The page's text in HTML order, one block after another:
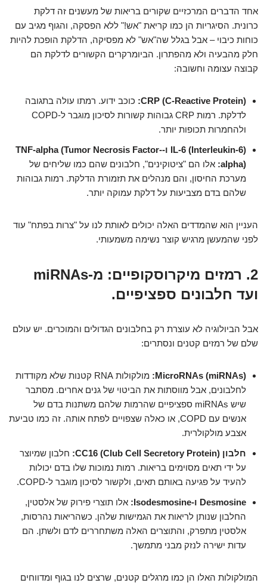
אחד הדברים המרכזיים שקורים בריאות של מעשנים זה דלקת
כרונית. הסיגריות הן כמו קריאת "אש!" ללא הפסקה, והגוף מגיב עם
כוחות כיבוי – אבל בגלל שה"אש" לא מפסיקה, הדלקת הופכת להיות
חלק מהבעיה ולא מהפתרון. הביומרקרים הקשורים לדלקת הם
קבוצה עצומה וחשובה:
CRP (C-Reactive Protein): כוכב ידוע. רמתו עולה בתגובה
לדלקת. רמות CRP גבוהות קשורות לסיכון מוגבר ל-COPD
ולהחמרות תכופות יותר.
IL-6 (Interleukin-6) ו-TNF-alpha (Tumor Necrosis Factor-
alpha): אלו הם "ציטוקינים", חלבונים שהם כמו שליחים של
מערכת החיסון, והם מנהלים את תזמורת הדלקת. רמות גבוהות
שלהם בדם מצביעות על דלקת עמוקה יותר.
העניין הוא שהמדדים האלה יכולים לאותת לנו על "צרות בפתח" עוד
לפני שהמעשן מרגיש קוצר נשימה משמעותי.
2. רמזים מיקרוסקופיים: מ-miRNAs
ועד חלבונים ספציפיים.
אבל הביולוגיה לא עוצרת רק בחלבונים הגדולים והמוכרים. יש עולם
שלם של רמזים קטנים ונסתרים:
MicroRNAs (miRNAs):
מולקולות RNA קטנות שלא מקודדות
לחלבונים, אבל מווסתות את הביטוי של גנים אחרים. מסתבר
שיש miRNAs ספציפיים שהרמות שלהם משתנות בדם של
אנשים עם COPD, או כאלה שצפויים לפתח אותה. זה כמו טביעת
אצבע מולקולרית.
חלבון CC16 (Club Cell Secretory Protein):
חלבון שמיוצר
על ידי תאים מסוימים בריאות. רמות נמוכות שלו בדם יכולות
להעיד על פגיעה באותם תאים, ולקשור לסיכון מוגבר ל-COPD.
Desmosine ו-Isodesmosine:
אלו תוצרי פירוק של אלסטין,
החלבון שנותן לריאות את הגמישות שלהן. כשהריאות נהרסות,
אלסטין מתפרק, והתוצרים האלה משתחררים לדם ולשתן. הם
עדות ישירה לנזק מבני מתמשך.
המולקולות האלו הן כמו מרגלים קטנים, שרצים לנו בגוף ומדווחים